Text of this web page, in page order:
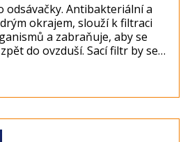
odsávačky. Antibakteriální a
okrajem, slouží k filtraci
a zabraňuje, aby se
do ovzduší. Sací filtr by se
infekčním pacientovi a
odpad.
...